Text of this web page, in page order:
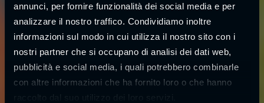
annunci, per fornire funzionalità dei social media e per
analizzare il nostro traffico. Condividiamo inoltre
informazioni sul modo in cui utilizza il nostro sito con i
nostri partner che si occupano di analisi dei dati web,
pubblicità e social media, i quali potrebbero combinarle
con altre informazioni che ha fornito loro o che hanno
raccolto dal suo utilizzo dei loro servizi.